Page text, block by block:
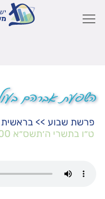
השפעת אברהם
פרשת שבוע >> בראשית
ט״ו בתשרי ה׳תשס״א